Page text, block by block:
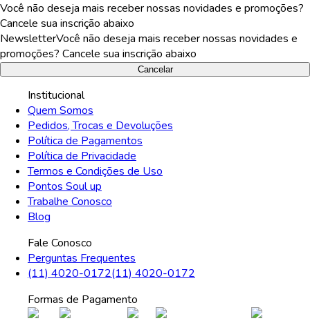
Você não deseja mais receber nossas novidades e promoções?
Cancele sua inscrição abaixo
NewsletterVocê não deseja mais receber nossas novidades e
promoções? Cancele sua inscrição abaixo
Cancelar
Institucional
Quem Somos
Pedidos, Trocas e Devoluções
Política de Pagamentos
Política de Privacidade
Termos e Condições de Uso
Pontos Soul up
Trabalhe Conosco
Blog
Fale Conosco
Perguntas Frequentes
(11) 4020-0172(11) 4020-0172
Formas de Pagamento